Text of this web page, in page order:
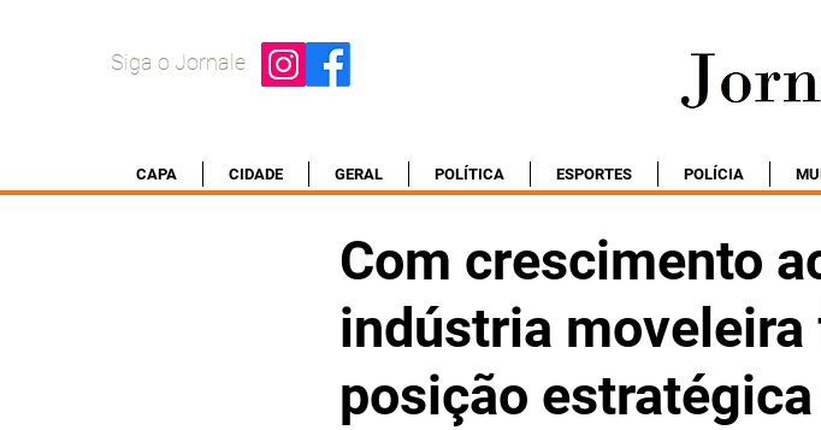
Siga o Jornale
CAPA CIDADE GERAL POLÍTICA ESPORTES POLÍCIA
Com crescimento
indústria
posição